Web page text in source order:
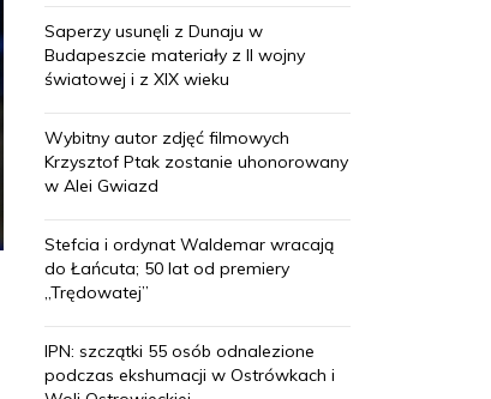
Saperzy usunęli z Dunaju w
Budapeszcie materiały z II wojny
światowej i z XIX wieku
Wybitny autor zdjęć filmowych
Krzysztof Ptak zostanie uhonorowany
w Alei Gwiazd
Stefcia i ordynat Waldemar wracają
do Łańcuta; 50 lat od premiery
„Trędowatej”
IPN: szczątki 55 osób odnalezione
podczas ekshumacji w Ostrówkach i